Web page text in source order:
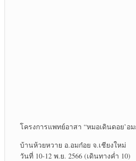
โครงการแพทย์​อาสา​ “หมอเดิน​ดอย’อ
บ้านห้วยหวาย อ.อมก๋อย จ.เชียงใหม่
วันที่ 10-12 พ.ย. 2566 (เดินทางค่ำ 10)